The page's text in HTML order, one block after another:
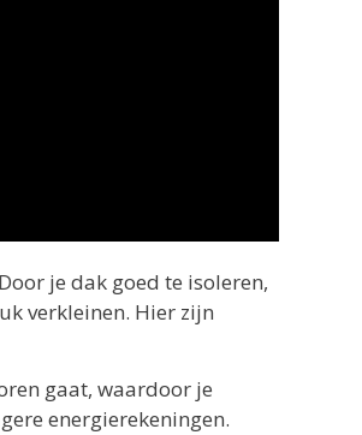
je dak goed te isoleren,
verkleinen. Hier zijn
gaat, waardoor je
energierekeningen.